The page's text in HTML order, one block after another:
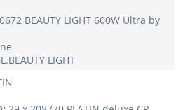
BEAUTY LIGHT 600W Ultra by
LIGHT